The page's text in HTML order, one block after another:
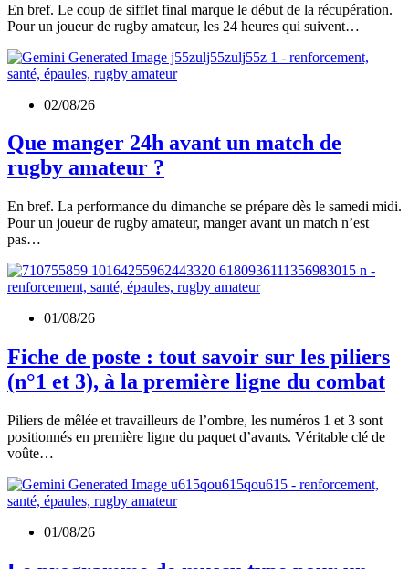
En bref. Le coup de sifflet final marque le début de la récupération.
Pour un joueur de rugby amateur, les 24 heures qui suivent…
02/08/26
Que manger 24h avant un match de
rugby amateur ?
En bref. La performance du dimanche se prépare dès le samedi midi.
Pour un joueur de rugby amateur, manger avant un match n’est
pas…
01/08/26
Fiche de poste : tout savoir sur les piliers
(n°1 et 3), à la première ligne du combat
Piliers de mêlée et travailleurs de l’ombre, les numéros 1 et 3 sont
positionnés en première ligne du paquet d’avants. Véritable clé de
voûte…
01/08/26